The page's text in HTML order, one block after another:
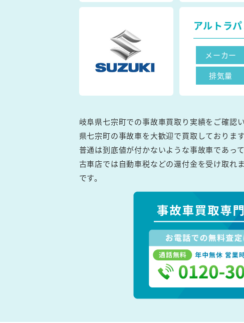
アルトラ
メーカー
排気量
岐阜県七宗町での事故車買取り実績をご確認
県七宗町の事故車を大歓迎で買取しております
普通は到底値が付かないような事故車であって
古車店では自動車税などの還付金を受け取れま
です。